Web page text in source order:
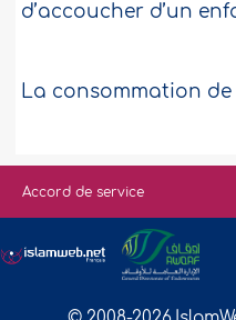
d’accoucher d’un
La consommation
Accord de service